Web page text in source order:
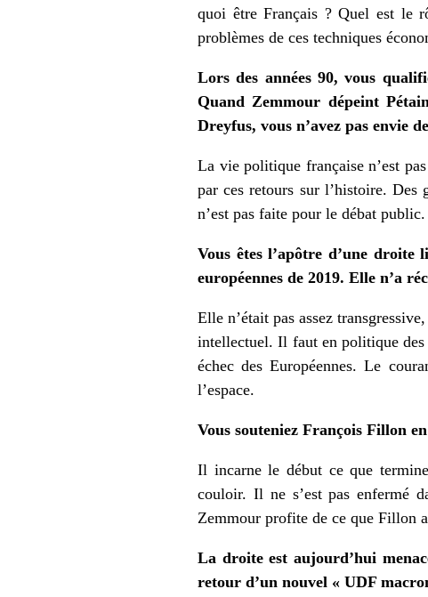
quoi être Français ? Quel est le
problèmes de ces techniques
Lors des années 90, vous
Quand Zemmour dépeint
Dreyfus, vous n’avez pas envie
La vie politique française n’est
par ces retours sur l’histoire. Des
n’est pas faite pour le débat public.
Vous êtes l’apôtre d’une
européennes de 2019. Elle n’a
Elle n’était pas assez
intellectuel. Il faut en politique des
échec des Européennes. Le
l’espace.
Vous souteniez François Fillon
Il incarne le début ce que
couloir. Il ne s’est pas enfermé
Zemmour profite de ce que Fillon
La droite est aujourd’hui
retour d’un nouvel « UDF